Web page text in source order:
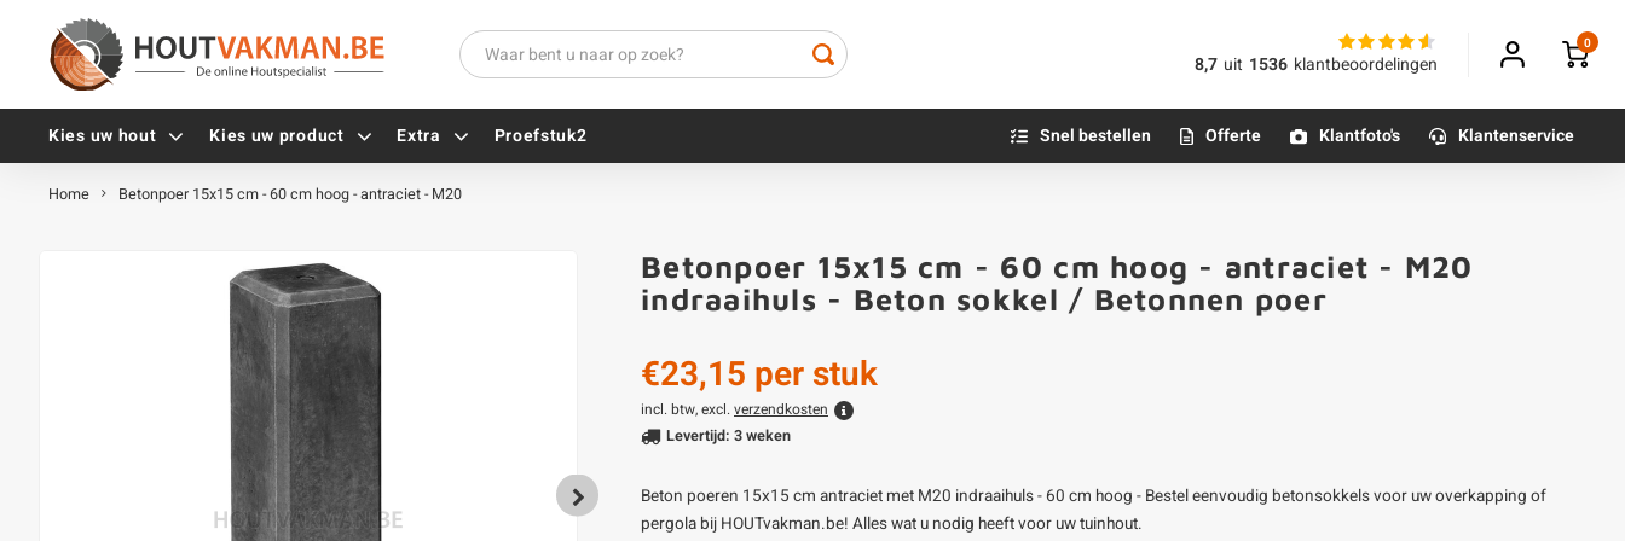
8,7 uit 1536 klantbeoordelingen
0
Kies uw hout Kies uw product Extra
Stelplaten
PuraFix
Verbindingsstukken
Houten pennen
Blauwsteen sokkels
Olie - voor buiten
Impregneer
Betonmortels
Proefstuk2 Snel bestellen Offerte Klantfoto's Klantenservice
Home Betonpoer 15x15 cm - 60 cm hoog - antraciet - M20
KlantfotoBetonpoer 15x15 cm - 60 cm hoog - antraciet - M20
indraaihuls - Beton sokkel / Betonnen poer
€23,15 per stuk
incl. btw, excl. verzendkosten
Levertijd: 3 weken
Beton poeren 15x15 cm antraciet met M20 indraaihuls - 60 cm hoog - Bestel eenvoudig betonsokkels voor uw overkapping of
pergola bij HOUTvakman.be! Alles wat u nodig heeft voor uw tuinhout.